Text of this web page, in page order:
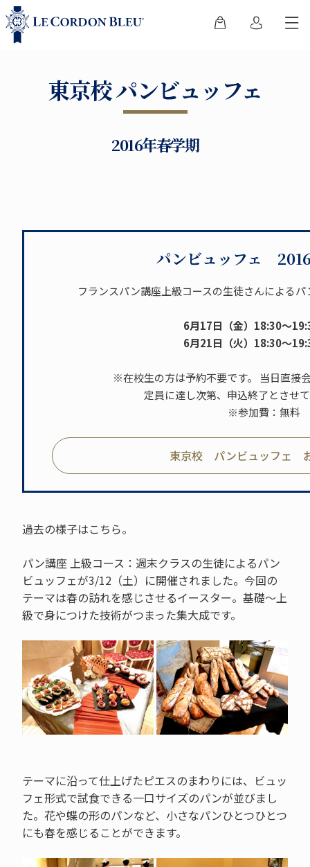
東京校 パンビュッフェ
2016年春学期
パンビュッフェ
フランスパン講座上級コースの生徒さんによる
6月17日（金）18:30～
6月21日（火）18:30～
※在校生の方は予約不要です。 当日直接
定員に達し次第、申込終了とさせ
※参加費：無料
東京校 パンビュッフェ
過去の様子はこちら。
パン講座 上級コース：週末クラスの生徒によるパン
ビュッフェが3/12（土）に開催されました。今回の
テーマは春の訪れを感じさせるイースター。基礎～上
級で身につけた技術がつまった集大成です。
テーマに沿って仕上げたピエスのまわりには、ビュッ
フェ形式で試食できる一口サイズのパンが並びまし
た。花や蝶の形のパンなど、小さなパンひとつひとつ
にも春を感じることができます。